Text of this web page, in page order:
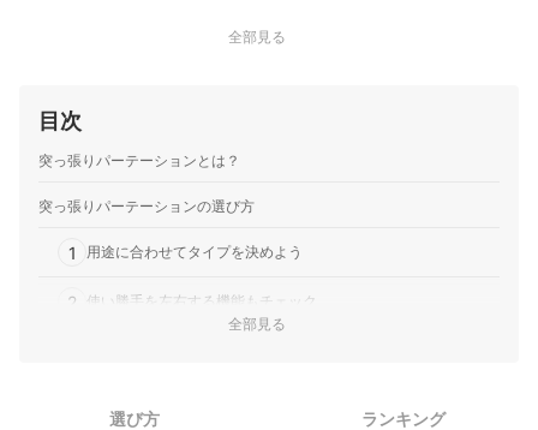
全部見る
目次
突っ張りパーテーションとは？
突っ張りパーテーションの選び方
1 用途に合わせてタイプを決めよう
2 使い勝手を左右する機能もチェック
全部見る
選び方 ランキング